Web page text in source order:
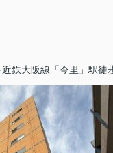
近鉄大阪線「今里」駅徒